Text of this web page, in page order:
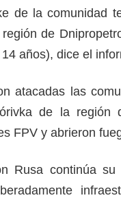
de la comunidad
de
años), dice el
atacadas las
de la
FPV y abrieron
Rusa continúa